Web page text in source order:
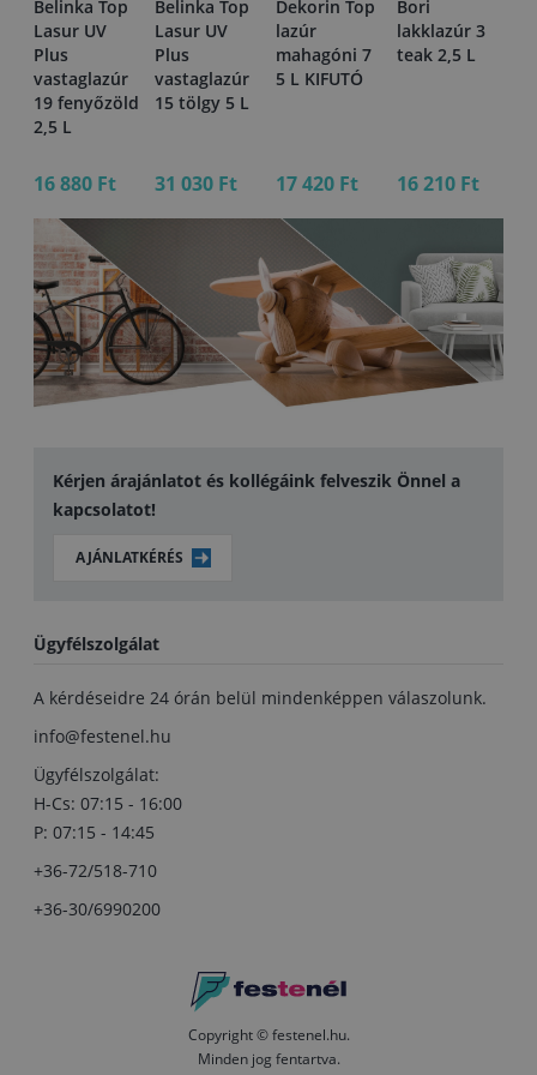
Belinka Top
Lasur UV
Plus
vastaglazúr
19 fenyőzöld
2,5 L
16 880 Ft
Belinka Top
Lasur UV
Plus
vastaglazúr
15 tölgy 5 L
31 030 Ft
Dekorin Top
lazúr
mahagóni 7
5 L KIFUTÓ
17 420 Ft
Bori
lakklazúr 3
teak 2,5 L
16 210 Ft
Kérjen árajánlatot és kollégáink felveszik Önnel a
kapcsolatot!
AJÁNLATKÉRÉS
Ügyfélszolgálat
A kérdéseidre 24 órán belül mindenképpen válaszolunk.
info@festenel.hu
Ügyfélszolgálat:
H-Cs: 07:15 - 16:00
P: 07:15 - 14:45
+36-72/518-710
+36-30/6990200
Copyright © festenel.hu.
Minden jog fentartva.